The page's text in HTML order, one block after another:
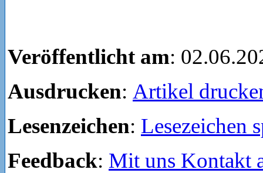
Veröffentlicht am:
Ausdrucken: Artikel
Lesenzeichen: Lesezeichen
Feedback: Mit uns Kontakt